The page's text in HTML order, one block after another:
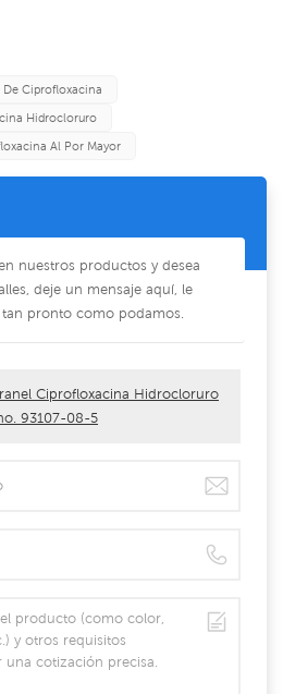
Ciprofloxacina
Hidrocloruro
Al Por Mayor
nuestros productos y desea
deje un mensaje aquí, le
pronto como podamos.
Ciprofloxacina Hidrocloruro
93107-08-5